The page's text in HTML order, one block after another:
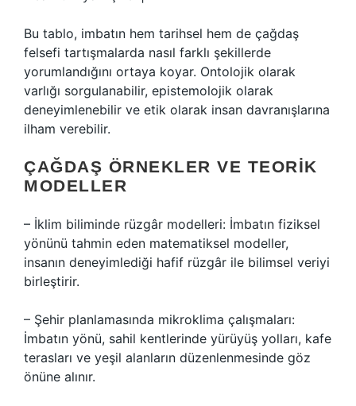
Bu tablo, imbatın hem tarihsel hem de çağdaş
felsefi tartışmalarda nasıl farklı şekillerde
yorumlandığını ortaya koyar. Ontolojik olarak
varlığı sorgulanabilir, epistemolojik olarak
deneyimlenebilir ve etik olarak insan davranışlarına
ilham verebilir.
ÇAĞDAŞ ÖRNEKLER VE TEORIK
MODELLER
– İklim biliminde rüzgâr modelleri: İmbatın fiziksel
yönünü tahmin eden matematiksel modeller,
insanın deneyimlediği hafif rüzgâr ile bilimsel veriyi
birleştirir.
– Şehir planlamasında mikroklima çalışmaları:
İmbatın yönü, sahil kentlerinde yürüyüş yolları, kafe
terasları ve yeşil alanların düzenlenmesinde göz
önüne alınır.